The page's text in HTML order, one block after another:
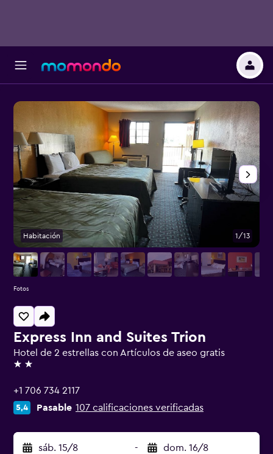
Express Inn and Suites Trion
Hotel de 2 estrellas con Artículos de aseo gratis
2 estrellas
+1 706 734 2117
5,4 Pasable 107 calificaciones verificadas
sáb. 15/8 - dom. 16/8
Habitación 1/13
Fotos